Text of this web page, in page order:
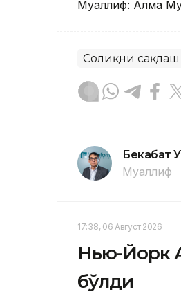
Муаллиф: Алма
Соғлиқни сақлаш
Бекабат
Муаллиф
17:38, 06 Август 2026
Нью-Йорк
бўлди